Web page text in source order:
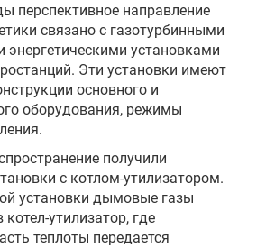
перспективное направление
связано с газотурбинными
энергетическими установками
Эти установки имеют
основного и
оборудования, режимы
получили
с котлом-утилизатором.
установки дымовые газы
утилизатор, где
теплоты передается